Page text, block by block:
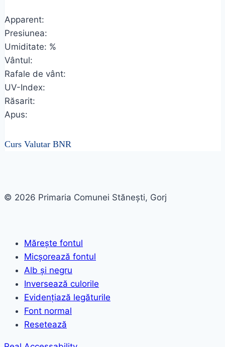
Apparent:
Presiunea:
Umiditate: %
Vântul:
Rafale de vânt:
UV-Index:
Răsarit:
Apus:
Curs Valutar BNR
© 2026 Primaria Comunei Stănești, Gorj
Mărește fontul
Micșorează fontul
Alb și negru
Inversează culorile
Evidențiază legăturile
Font normal
Resetează